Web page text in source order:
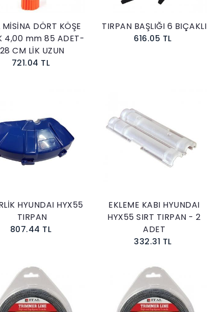
MİSİNA DÖRT KÖŞE
4,00 mm 85 ADET-
28 CM LİK UZUN
721.04 TL
TIRPAN BAŞLIĞI 6 BIÇAKLI
616.05 TL
Sepete Ekle
HYUNDAI HYX55
TIRPAN
807.44 TL
Sepete Ekle
EKLEME KABI HYUNDAI
HYX55 SIRT TIRPAN - 2
ADET
332.31 TL